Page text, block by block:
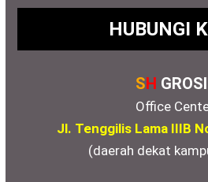
HUBUNGI
SH
Office
Jl. Tenggilis Lama IIIB
(daerah dekat